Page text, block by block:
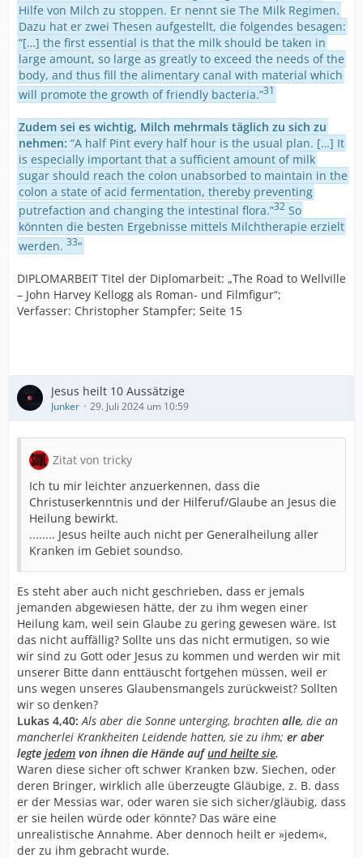
Hilfe von Milch zu stoppen. Er nennt sie The Milk Regimen.
Dazu hat er zwei Thesen aufgestellt, die folgendes besagen:
“[…] the first essential is that the milk should be taken in
large amount, so large as greatly to exceed the needs of the
body, and thus fill the alimentary canal with material which
will promote the growth of friendly bacteria.”31
Zudem sei es wichtig, Milch mehrmals täglich zu sich zu
nehmen:“A half Pint every half hour is the usual plan. […] It
is especially important that a sufficient amount of milk
sugar should reach the colon unabsorbed to maintain in the
colon a state of acid fermentation, thereby preventing
putrefaction and changing the intestinal flora.”32 So
könnten die besten Ergebnisse mittels Milchtherapie erzielt
werden.33"
DIPLOMARBEIT Titel der Diplomarbeit: „The Road to Wellville
– John Harvey Kellogg als Roman- und Filmfigur“;
Verfasser: Christopher Stampfer; Seite 15
Jesus heilt 10 Aussätzige
Junker 29. Juli 2024 um 10:59
Zitat von tricky
Ich tu mir leichter anzuerkennen, dass die
Christuserkenntnis und der Hilferuf/Glaube an Jesus die
Heilung bewirkt.
........ Jesus heilte auch nicht per Generalheilung aller
Kranken im Gebiet soundso.
Es steht aber auch nicht geschrieben, dass er jemals
jemanden abgewiesen hätte, der zu ihm wegen einer
Heilung kam, weil sein Glaube zu gering gewesen wäre. Ist
das nicht auffällig? Sollte uns das nicht ermutigen, so wie
wir sind zu Gott oder Jesus zu kommen und werden wir mit
unserer Bitte dann enttäuscht fortgehen müssen, weil er
uns wegen unseres Glaubensmangels zurückweist? Sollten
wir so denken?
Lukas 4,40: Als aber die Sonne unterging, brachten alle, die an
mancherlei Krankheiten Leidende hatten, sie zu ihm; er aber
legte jedem von ihnen die Hände aufund heilte sie.
Waren diese sicher oft schwer Kranken bzw. Siechen, oder
deren Bringer, wirklich alle überzeugte Gläubige, z. B. dass
er der Messias war, oder waren sie sich sicher/gläubig, dass
er sie heilen würde oder könnte? Das wäre eine
unrealistische Annahme. Aber dennoch heilt er »jedem«,
der zu ihm gebracht wurde.